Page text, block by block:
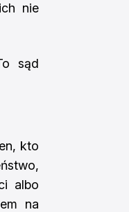
nie
sąd
kto
albo
na